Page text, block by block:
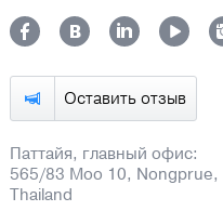
Оставить отзыв
Паттайя, главный офис:
565/83 Moo 10,
Thailand